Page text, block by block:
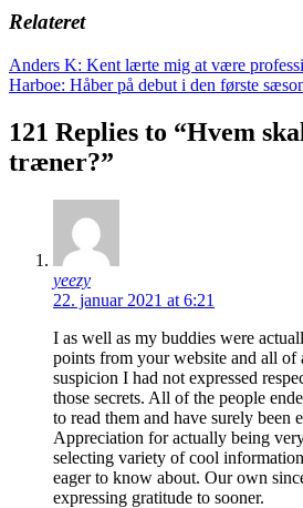
Relateret
Indlægsnavigation
Anders K: Kent lærte mig at være
Harboe: Håber på debut i den første
121 Replies to “Hvem
træner?”
yeezy
22. januar 2021 at 6:21
I as well as my buddies were
points from your website and all of
suspicion I had not expressed
those secrets. All of the people
to read them and have surely been
Appreciation for actually being
selecting variety of cool
eager to know about. Our own
expressing gratitude to sooner.